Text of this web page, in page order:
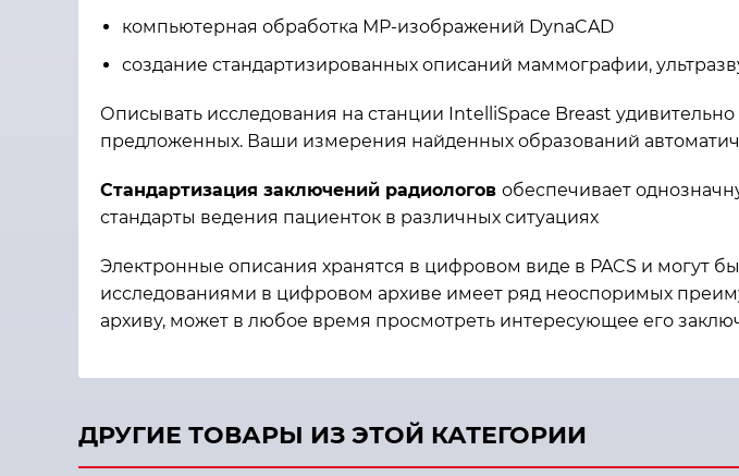
компьютерная обработка МР-изображений DynaCAD
создание стандартизированных описаний маммографии,
Описывать исследования на станции IntelliSpace Breast
предложенных. Ваши измерения найденных образований
Стандартизация заключений радиологов обеспечивает
стандарты ведения пациенток в различных ситуациях
Электронные описания хранятся в цифровом виде в PACS и могут
исследованиями в цифровом архиве имеет ряд неоспоримых
архиву, может в любое время просмотреть интересующее его
ДРУГИЕ ТОВАРЫ ИЗ ЭТОЙ КАТЕГОРИИ